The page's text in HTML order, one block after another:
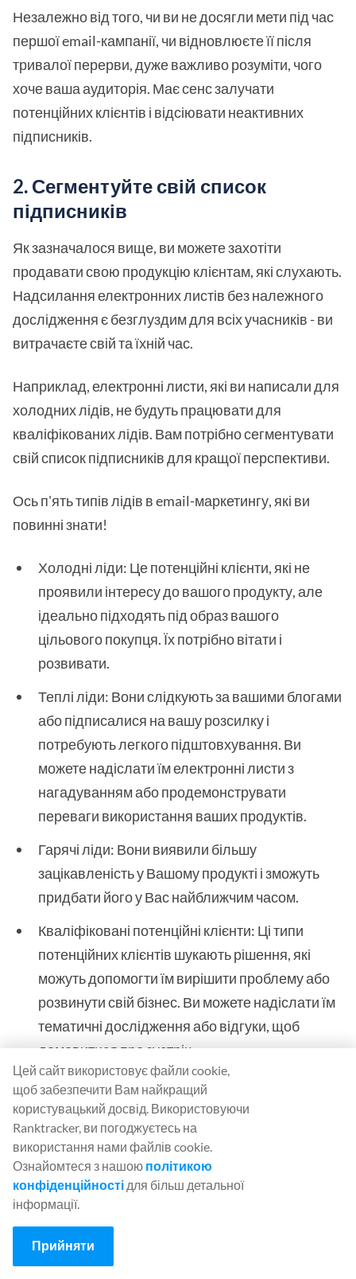
Незалежно від того, чи ви не досягли мети під час
першої email-кампанії, чи відновлюєте її після
тривалої перерви, дуже важливо розуміти, чого
хоче ваша аудиторія. Має сенс залучати
потенційних клієнтів і відсіювати неактивних
підписників.
2. Сегментуйте свій список
підписників
Як зазначалося вище, ви можете захотіти
продавати свою продукцію клієнтам, які слухають.
Надсилання електронних листів без належного
дослідження є безглуздим для всіх учасників - ви
витрачаєте свій та їхній час.
Наприклад, електронні листи, які ви написали для
холодних лідів, не будуть працювати для
кваліфікованих лідів. Вам потрібно сегментувати
свій список підписників для кращої перспективи.
Ось п'ять типів лідів в email-маркетингу, які ви
повинні знати!
Холодні ліди: Це потенційні клієнти, які не
проявили інтересу до вашого продукту, але
ідеально підходять під образ вашого
цільового покупця. Їх потрібно вітати і
розвивати.
Теплі ліди: Вони слідкують за вашими блогами
або підписалися на вашу розсилку і
потребують легкого підштовхування. Ви
можете надіслати їм електронні листи з
нагадуванням або продемонструвати
переваги використання ваших продуктів.
Гарячі ліди: Вони виявили більшу
зацікавленість у Вашому продукті і зможуть
придбати його у Вас найближчим часом.
Кваліфіковані потенційні клієнти: Ці типи
потенційних клієнтів шукають рішення, які
можуть допомогти їм вирішити проблему або
розвинути свій бізнес. Ви можете надіслати їм
тематичні дослідження або відгуки, щоб
домовитися про зустріч.
Готовий до продажу потенційний клієнт:
Багато людей вважають цю групу готовою до
продажів, тому що вони знаходяться на порозі
покупки вашого продукту. Їм потрібні
онбордінг і листи підтримки.
3. Орієнтуйтеся на правильну
аудиторію
Цей сайт використовує файли cookie,
щоб забезпечити Вам найкращий
користувацький досвід. Використовуючи
Ranktracker, ви погоджуєтесь на
використання нами файлів cookie.
Ознайомтеся з нашою політикою
конфіденційності для більш детальної
інформації.
Прийняти